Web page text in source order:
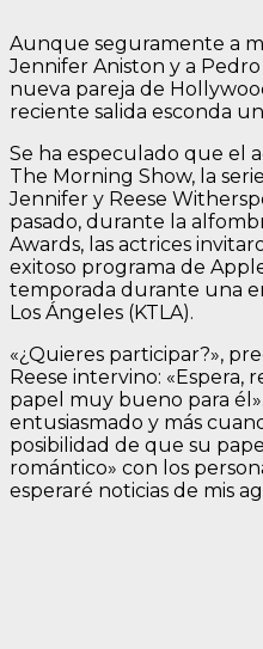
Aunque seguramente a
Jennifer Aniston y a
nueva pareja de
reciente salida esconda
Se ha especulado que el
The Morning Show, la
Jennifer y Reese
pasado, durante la
Awards, las actrices
exitoso programa de
temporada durante una
Los Ángeles (KTLA).
«¿Quieres participar?»,
Reese intervino:
papel muy bueno para
entusiasmado y más
posibilidad de que su
romántico» con los
esperaré noticias de mis